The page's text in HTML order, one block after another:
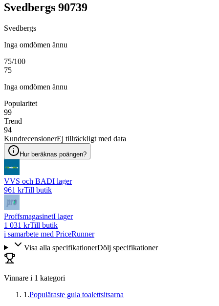
Svedbergs 90739
Svedbergs
Inga omdömen ännu
75/100
75
Inga omdömen ännu
Popularitet
99
Trend
94
KundrecensionerEj tillräckligt med data
Hur beräknas poängen?
VVS och BADI lager
961 krTill butik
ProffsmagasinetI lager
1 031 krTill butik
i samarbete med PriceRunner
Visa alla specifikationerDölj specifikationer
Vinnare i 1 kategori
1 .Populäraste gula toalettsitsarna